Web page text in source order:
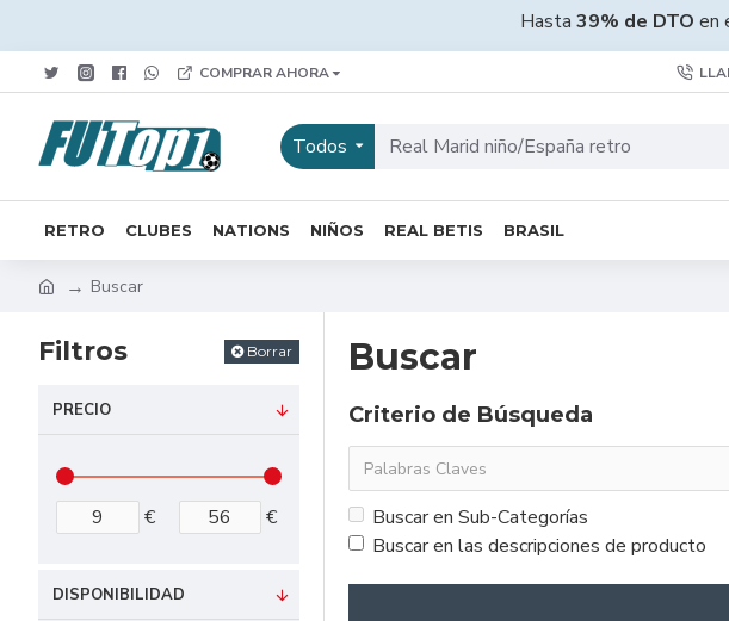
Hasta 39% de DTO en
COMPRAR AHORA
Todos
RETRO CLUBES NATIONS NIÑOS REAL BETIS BRASIL
Buscar
Filtros Borrar
PRECIO
€ €
DISPONIBILIDAD
Buscar
Criterio de Búsqueda
Buscar en Sub-Categorías
Buscar en las descripciones de producto